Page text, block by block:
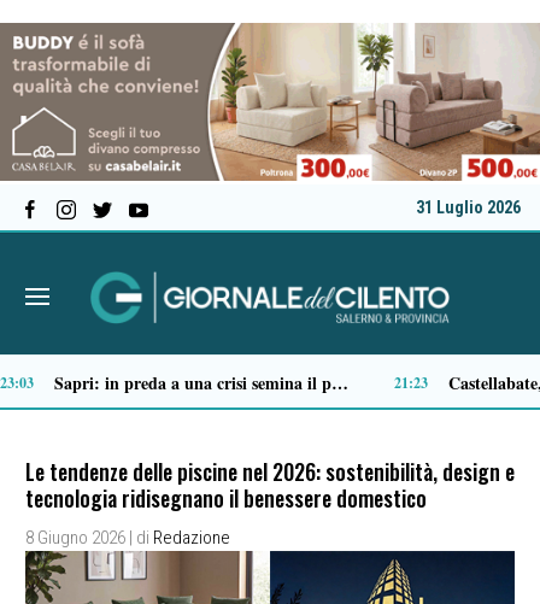
31 Luglio 2026
Tortorella celebra la Fiera di San Basilio: tra antichi mestieri, bestiame e la musica della Bandabardò 14:49
Le tendenze delle piscine nel 2026: sostenibilità, design e
tecnologia ridisegnano il benessere domestico
8 Giugno 2026 | di Redazione